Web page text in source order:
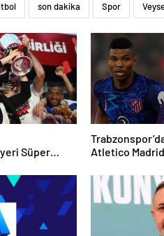
son dakika Spor
Süper
Atletico